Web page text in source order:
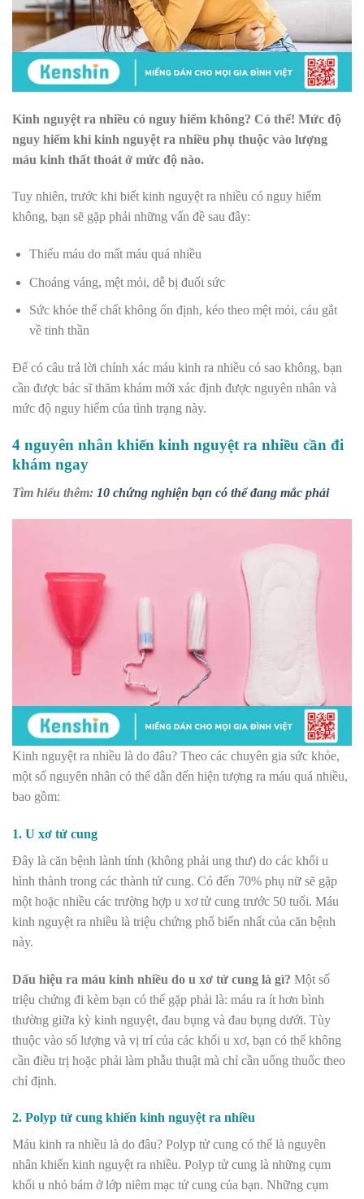
Kinh nguyệt ra nhiều có nguy hiểm không? Có thể! Mức độ
nguy hiểm khi kinh nguyệt ra nhiều phụ thuộc vào lượng
máu kinh thất thoát ở mức độ nào.
Tuy nhiên, trước khi biết kinh nguyệt ra nhiều có nguy hiểm
không, bạn sẽ gặp phải những vấn đề sau đây:
Thiếu máu do mất máu quá nhiều
Choáng váng, mệt mỏi, dễ bị đuối sức
Sức khỏe thể chất không ổn định, kéo theo mệt mỏi, cáu gắt
về tinh thần
Để có câu trả lời chính xác máu kinh ra nhiều có sao không, bạn
cần được bác sĩ thăm khám mới xác định được nguyên nhân và
mức độ nguy hiểm của tình trạng này.
4 nguyên nhân khiến kinh nguyệt ra nhiều cần đi
khám ngay
Tìm hiểu thêm: 10 chứng nghiện bạn có thể đang mắc phải
Kinh nguyệt ra nhiều là do đâu? Theo các chuyên gia sức khỏe,
một số nguyên nhân có thể dẫn đến hiện tượng ra máu quá nhiều,
bao gồm:
1. U xơ tử cung
Đây là căn bệnh lành tính (không phải ung thư) do các khối u
hình thành trong các thành tử cung. Có đến 70% phụ nữ sẽ gặp
một hoặc nhiều các trường hợp u xơ tử cung trước 50 tuổi. Máu
kinh nguyệt ra nhiều là triệu chứng phổ biến nhất của căn bệnh
này.
Dấu hiệu ra máu kinh nhiều do u xơ tử cung là gì? Một số
triệu chứng đi kèm bạn có thể gặp phải là: máu ra ít hơn bình
thường giữa kỳ kinh nguyệt, đau bụng và đau bụng dưới. Tùy
thuộc vào số lượng và vị trí của các khối u xơ, bạn có thể không
cần điều trị hoặc phải làm phẫu thuật mà chỉ cần uống thuốc theo
chỉ định.
2. Polyp tử cung khiến kinh nguyệt ra nhiều
Máu kinh ra nhiều là do đâu? Polyp tử cung có thể là nguyên
nhân khiến kinh nguyệt ra nhiều. Polyp tử cung là những cụm
khối u nhỏ bám ở lớp niêm mạc tử cung của bạn. Những cụm